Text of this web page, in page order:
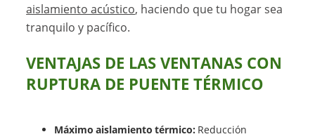
aislamiento acústico, haciendo que tu hogar sea
tranquilo y pacífico.
VENTAJAS DE LAS VENTANAS CON
RUPTURA DE PUENTE TÉRMICO
Máximo aislamiento térmico: Reducción